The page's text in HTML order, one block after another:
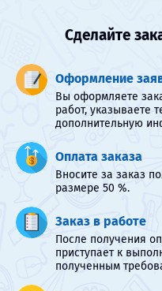
Сделайте
Оформление
Вы оформляете
работ, указываете
дополнительную
Оплата заказа
Вносите за заказ
размере 50 %.
Заказ в работе
После получения
приступает к
полученным